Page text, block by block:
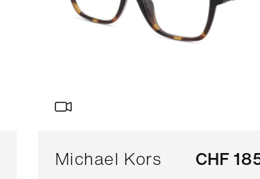
Michael Kors CHF